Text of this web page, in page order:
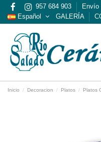
957 684 903
Envío
Español
GALERÍA
Inicio Decoracion Platos Platos